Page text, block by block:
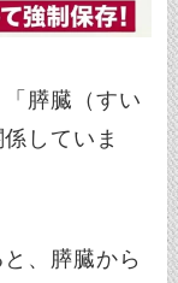
膵臓（すい
していま
、膵臓から